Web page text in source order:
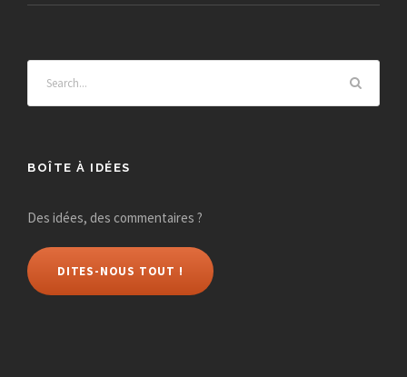
BOÎTE À IDÉES
Des idées, des commentaires ?
DITES-NOUS TOUT !